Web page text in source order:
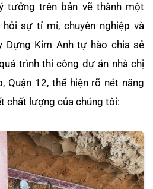
tưởng trên bản vẽ thành một
sự tỉ mỉ, chuyên nghiệp và
Dựng Kim Anh tự hào chia sẻ
trình thi công dự án nhà chị
Quận 12, thể hiện rõ nét năng
chất lượng của chúng tôi: